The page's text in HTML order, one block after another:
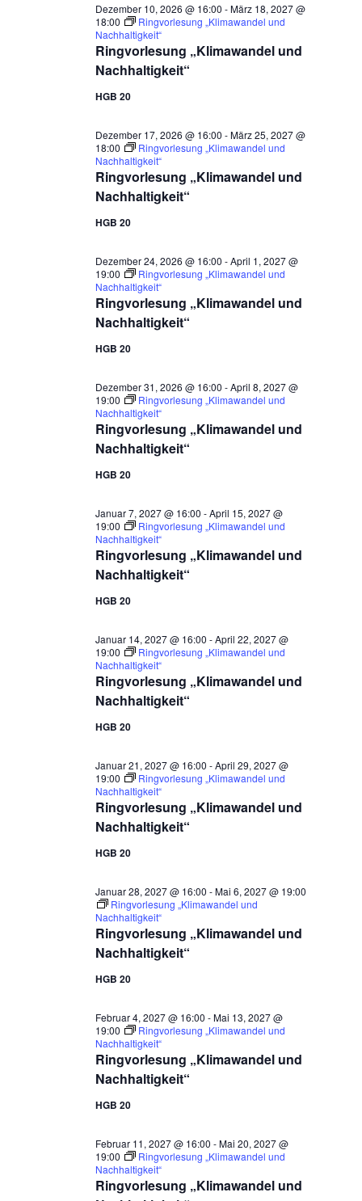
Ringvorlesung „Klimawandel und
Nachhaltigkeit“
Dezember 10, 2026 @ 16:00 -März 18, 2027 @
18:00
Ringvorlesung „Klimawandel und
Nachhaltigkeit“
HGB 20
Ringvorlesung „Klimawandel und
Nachhaltigkeit“
Dezember 17, 2026 @ 16:00 -März 25, 2027 @
18:00
Ringvorlesung „Klimawandel und
Nachhaltigkeit“
HGB 20
Ringvorlesung „Klimawandel und
Nachhaltigkeit“
Dezember 24, 2026 @ 16:00 -April 1, 2027 @
19:00
Ringvorlesung „Klimawandel und
Nachhaltigkeit“
HGB 20
Ringvorlesung „Klimawandel und
Nachhaltigkeit“
Dezember 31, 2026 @ 16:00 -April 8, 2027 @
19:00
Ringvorlesung „Klimawandel und
Nachhaltigkeit“
HGB 20
Ringvorlesung „Klimawandel und
Nachhaltigkeit“
Januar 7, 2027 @ 16:00 -April 15, 2027 @
19:00
Ringvorlesung „Klimawandel und
Nachhaltigkeit“
HGB 20
Ringvorlesung „Klimawandel und
Nachhaltigkeit“
Januar 14, 2027 @ 16:00 -April 22, 2027 @
19:00
Ringvorlesung „Klimawandel und
Nachhaltigkeit“
HGB 20
Ringvorlesung „Klimawandel und
Nachhaltigkeit“
Januar 21, 2027 @ 16:00 -April 29, 2027 @
19:00
Ringvorlesung „Klimawandel und
Nachhaltigkeit“
HGB 20
Ringvorlesung „Klimawandel und
Nachhaltigkeit“
Januar 28, 2027 @ 16:00 -Mai 6, 2027 @ 19:00
Ringvorlesung „Klimawandel und
Nachhaltigkeit“
HGB 20
Ringvorlesung „Klimawandel und
Nachhaltigkeit“
Februar 4, 2027 @ 16:00 -Mai 13, 2027 @
19:00
Ringvorlesung „Klimawandel und
Nachhaltigkeit“
HGB 20
Ringvorlesung „Klimawandel und
Februar 11, 2027 @ 16:00 -Mai 20, 2027 @
19:00
Ringvorlesung „Klimawandel und
Nachhaltigkeit“